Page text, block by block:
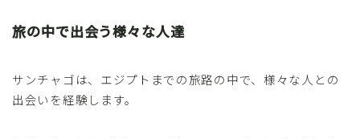
旅の中で出会う様々な人達
サンチャゴは、エジプトまでの旅路の中で、様々な人との
出会いを経験します。